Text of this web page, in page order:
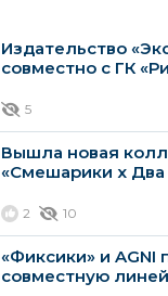
Издательство
совместно с ГК
философских цитат
5
Вышла новая
«Смешарики х
2 10
«Фиксики» и AGNI
совместную